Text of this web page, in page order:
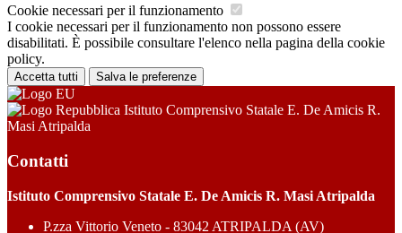
Cookie necessari per il funzionamento
I cookie necessari per il funzionamento non possono essere
disabilitati. È possibile consultare l'elenco nella pagina della cookie
policy.
Accetta tutti Salva le preferenze
Istituto Comprensivo Statale E. De Amicis R.
Masi Atripalda
Contatti
Istituto Comprensivo Statale E. De Amicis R. Masi Atripalda
P.zza Vittorio Veneto - 83042 ATRIPALDA (AV)